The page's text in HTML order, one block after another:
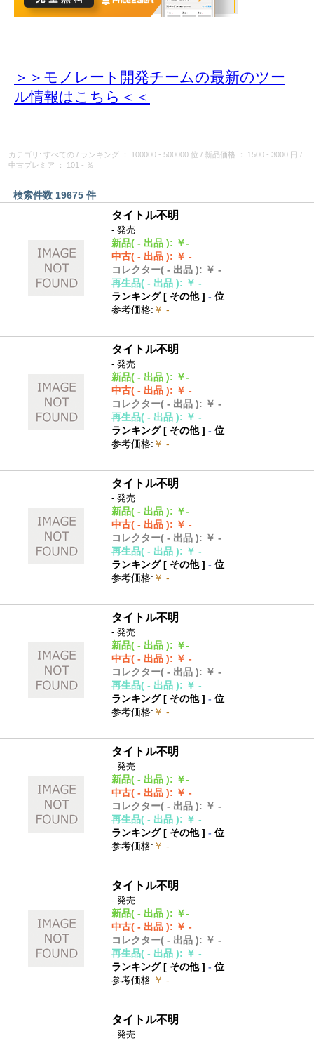
＞＞モノレート開発チームの最新のツー
ル情報はこちら＜＜
カテゴリ: すべての / ランキング ： 100000 - 500000 位 / 新品価格 ： 1500 - 3000 円
/
中古プレミア
： 101 - ％
検索件数 19675 件
タイトル不明
- 発売
新品( - 出品 ): ￥-
中古( - 出品 ): ￥ -
コレクター( - 出品 ): ￥ -
再生品( - 出品 ): ￥ -
ランキング [ その他]- 位
参考価格: ￥ -
タイトル不明
- 発売
新品( - 出品 ): ￥-
中古( - 出品 ): ￥ -
コレクター( - 出品 ): ￥ -
再生品( - 出品 ): ￥ -
ランキング [ その他]- 位
参考価格: ￥ -
タイトル不明
- 発売
新品( - 出品 ): ￥-
中古( - 出品 ): ￥ -
コレクター( - 出品 ): ￥ -
再生品( - 出品 ): ￥ -
ランキング [ その他]- 位
参考価格: ￥ -
タイトル不明
- 発売
新品( - 出品 ): ￥-
中古( - 出品 ): ￥ -
コレクター( - 出品 ): ￥ -
再生品( - 出品 ): ￥ -
ランキング [ その他]- 位
参考価格: ￥ -
タイトル不明
- 発売
新品( - 出品 ): ￥-
中古( - 出品 ): ￥ -
コレクター( - 出品 ): ￥ -
再生品( - 出品 ): ￥ -
ランキング [ その他]- 位
参考価格: ￥ -
タイトル不明
- 発売
新品( - 出品 ): ￥-
中古( - 出品 ): ￥ -
コレクター( - 出品 ): ￥ -
再生品( - 出品 ): ￥ -
ランキング [ その他]- 位
参考価格: ￥ -
タイトル不明
- 発売